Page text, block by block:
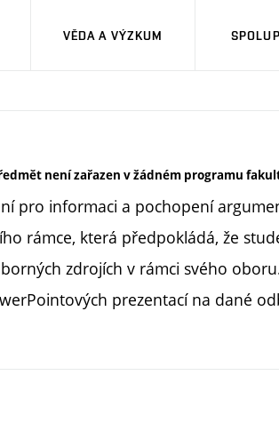
VĚDA A VÝZKUM
není zařazen v žádném programu
pro informaci a pochopení
rámce, která předpokládá, že
zdrojích v rámci svého
prezentací na dané